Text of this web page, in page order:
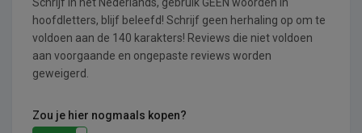
hoofdletters, blijf beleefd! Schrijf geen herhaling op om te
voldoen aan de 140 karakters! Reviews die niet voldoen
aan voorgaande en ongepaste reviews worden
geweigerd.
Zou je hier nogmaals kopen?